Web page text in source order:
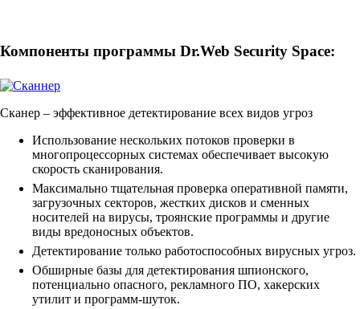
Компоненты программы Dr.Web Security Space:
Сканер – эффективное детектирование всех видов угроз
Использование нескольких потоков проверки в
многопроцессорных системах обеспечивает высокую
скорость сканирования.
Максимально тщательная проверка оперативной памяти,
загрузочных секторов, жестких дисков и сменных
носителей на вирусы, троянские программы и другие
виды вредоносных объектов.
Детектирование только работоспособных вирусных угроз.
Обширные базы для детектирования шпионского,
потенциально опасного, рекламного ПО, хакерских
утилит и программ-шуток.